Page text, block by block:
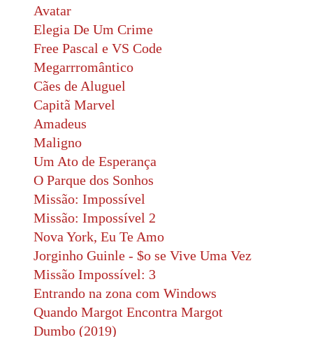
Avatar
Elegia De Um Crime
Free Pascal e VS Code
Megarrromântico
Cães de Aluguel
Capitã Marvel
Amadeus
Maligno
Um Ato de Esperança
O Parque dos Sonhos
Missão: Impossível
Missão: Impossível 2
Nova York, Eu Te Amo
Jorginho Guinle - $o se Vive Uma Vez
Missão Impossível: 3
Entrando na zona com Windows
Quando Margot Encontra Margot
Dumbo (2019)